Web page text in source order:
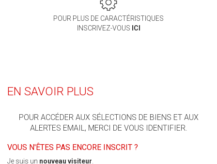
POUR PLUS DE CARACTÉRISTIQUES
INSCRIVEZ-VOUS ICI
EN SAVOIR PLUS
POUR ACCÉDER AUX SÉLECTIONS DE BIENS ET AUX
ALERTES EMAIL, MERCI DE VOUS IDENTIFIER.
VOUS N'ÊTES PAS ENCORE INSCRIT ?
Je suis un nouveau visiteur.